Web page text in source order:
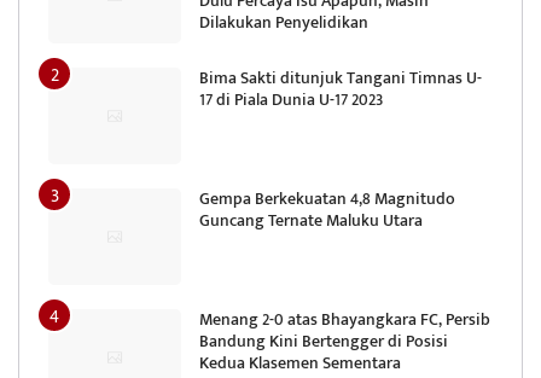
Dilakukan Penyelidikan
Bima Sakti ditunjuk Tangani Timnas U-
17 di Piala Dunia U-17 2023
Gempa Berkekuatan 4,8 Magnitudo
Guncang Ternate Maluku Utara
Menang 2-0 atas Bhayangkara FC, Persib
Bandung Kini Bertengger di Posisi
Kedua Klasemen Sementara